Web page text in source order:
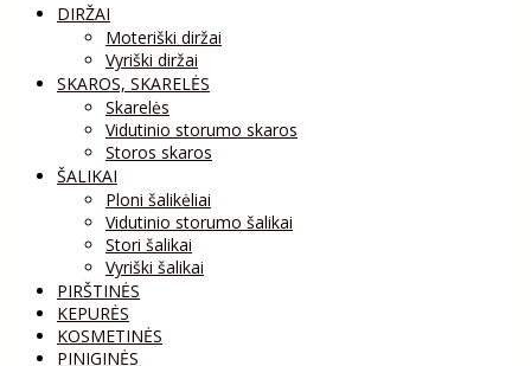
DIRŽAI
Moteriški diržai
Vyriški diržai
SKAROS, SKARELĖS
Skarelės
Vidutinio storumo skaros
Storos skaros
ŠALIKAI
Ploni šalikėliai
Vidutinio storumo šalikai
Stori šalikai
Vyriški šalikai
PIRŠTINĖS
KEPURĖS
KOSMETINĖS
PINIGINĖS